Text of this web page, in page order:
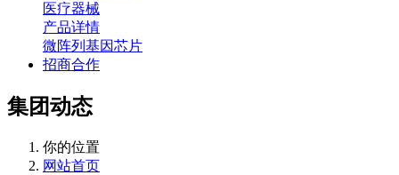
医疗器械
产品详情
微阵列基因芯片
招商合作
集团动态
你的位置
网站首页